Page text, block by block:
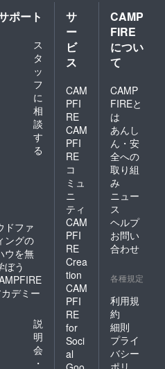
ポート
ス
タ
ッ
フ
に
相
談
す
る
ドファ
ングの
ウを無
ぼう
デミー
説
明
会
・
サ
ー
ビ
ス
CAM
PFI
RE
CAM
PFI
RE
コ
ミュ
ニ
ティ
CAM
PFI
RE
Crea
tion
CAM
PFI
RE
for
Soci
al
CAMP
FIRE
につい
て
CAMP
FIREと
は
あんし
ん・安
全への
取り組
み
ニュー
ス
ヘルプ
お問い
合わせ
各種規定
利用規
約
細則
プライ
バシー
ポリ